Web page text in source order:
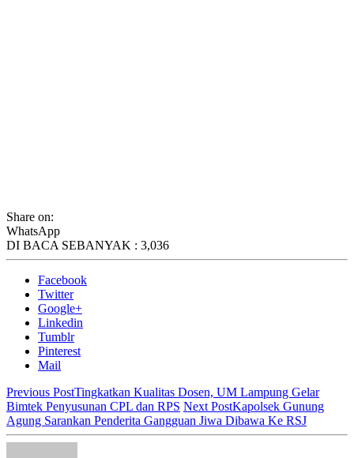
Share on:
WhatsApp
DI BACA SEBANYAK : 3,036
Facebook
Twitter
Google+
Linkedin
Tumblr
Pinterest
Mail
Previous PostTingkatkan Kualitas Dosen, UM Lampung Gelar
Bimtek Penyusunan CPL dan RPS Next PostKapolsek Gunung
Agung Sarankan Penderita Gangguan Jiwa Dibawa Ke RSJ